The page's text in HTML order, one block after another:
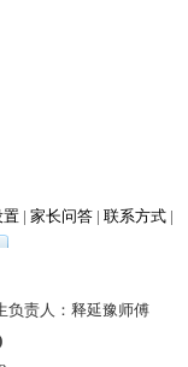
置 | 家长问答 | 联系方式 |
责人：释延豫师傅